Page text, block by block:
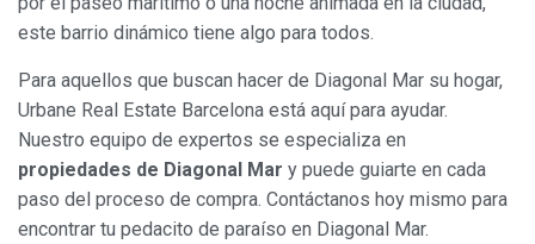
este barrio dinámico tiene algo para todos.
Para aquellos que buscan hacer de Diagonal Mar su hogar,
Urbane Real Estate Barcelona está aquí para ayudar.
Nuestro equipo de expertos se especializa en
propiedades de Diagonal Mar y puede guiarte en cada
paso del proceso de compra. Contáctanos hoy mismo para
encontrar tu pedacito de paraíso en Diagonal Mar.